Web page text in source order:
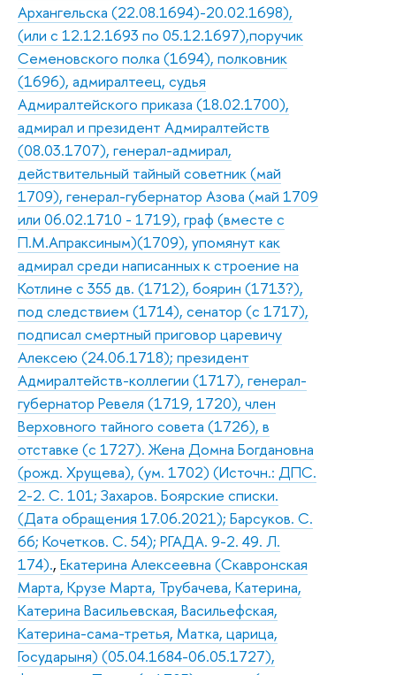
Архангельска (22.08.1694)-20.02.1698),
(или с 12.12.1693 по 05.12.1697),поручик
Семеновского полка (1694), полковник
(1696), адмиралтеец, судья
Адмиралтейского приказа (18.02.1700),
адмирал и президент Адмиралтейств
(08.03.1707), генерал-адмирал,
действительный тайный советник (май
1709), генерал-губернатор Азова (май 1709
или 06.02.1710 - 1719), граф (вместе с
П.М.Апраксиным)(1709), упомянут как
адмирал среди написанных к строение на
Котлине с 355 дв. (1712), боярин (1713?),
под следствием (1714), сенатор (с 1717),
подписал смертный приговор царевичу
Алексею (24.06.1718); президент
Адмиралтейств-коллегии (1717), генерал-
губернатор Ревеля (1719, 1720), член
Верховного тайного совета (1726), в
отставке (с 1727). Жена Домна Богдановна
(рожд. Хрущева), (ум. 1702) (Источн.: ДПС.
2-2. С. 101; Захаров. Боярские списки.
(Дата обращения 17.06.2021); Барсуков. С.
66; Кочетков. С. 54); РГАДА. 9-2. 49. Л.
174)., Екатерина Алексеевна (Скавронская
Марта, Крузе Марта, Трубачева, Катерина,
Катерина Васильевская, Васильефская,
Катерина-сама-третья, Матка, царица,
Государыня) (05.04.1684-06.05.1727),